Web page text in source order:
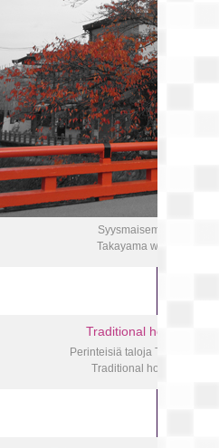
Syysmaisemaa
Takayama with autumn
Perinteisiä taloja Takayaman
Traditional houses in